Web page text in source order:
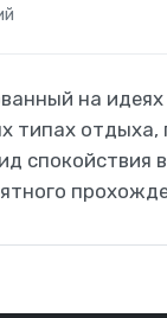
на
типах
спокойствия